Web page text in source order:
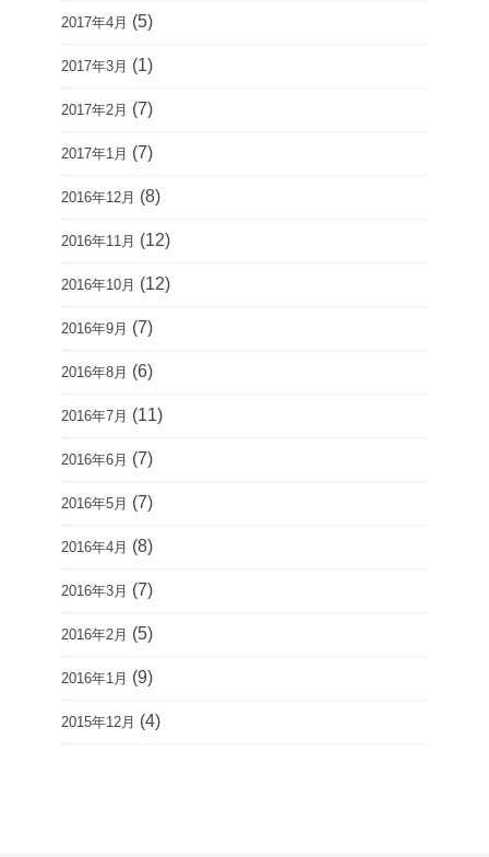
2017年4月 (5)
2017年3月 (1)
2017年2月 (7)
2017年1月 (7)
2016年12月 (8)
2016年11月 (12)
2016年10月 (12)
2016年9月 (7)
2016年8月 (6)
2016年7月 (11)
2016年6月 (7)
2016年5月 (7)
2016年4月 (8)
2016年3月 (7)
2016年2月 (5)
2016年1月 (9)
2015年12月 (4)